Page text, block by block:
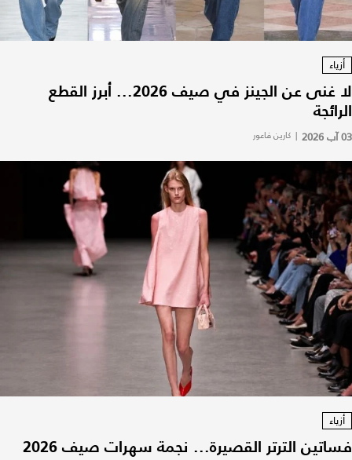
أزياء
لا غنى عن الجينز في صيف 2026... أبرز القطع
الرائجة
03 آب 2026 | كارين فاعور
أزياء
فساتين الترتر القصيرة... نجمة سهرات صيف 2026